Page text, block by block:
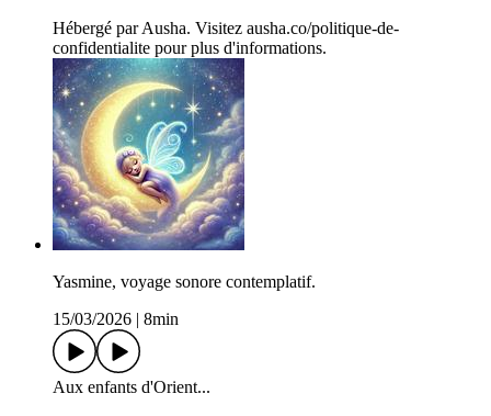
Hébergé par Ausha. Visitez ausha.co/politique-de-
confidentialite pour plus d'informations.
Yasmine, voyage sonore contemplatif.
15/03/2026
8min
Aux enfants d'Orient...